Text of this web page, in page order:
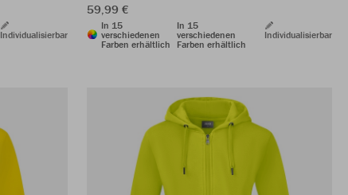
Individualisierbar
59,99 €
In 15
verschiedenen
Farben erhältlich
In 15
verschiedenen
Farben erhältlich
Individualisierbar